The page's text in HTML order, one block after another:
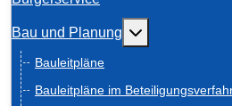
Bau und Planung Weitere
Bauleitpläne
Bauleitpläne im